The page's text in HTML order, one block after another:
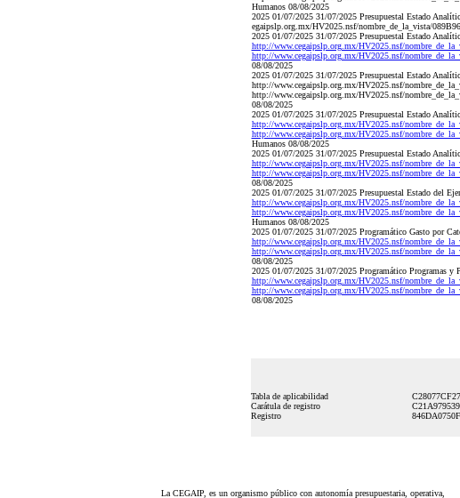
Humanos 08/08/2025
2025 01/07/2025 31/07/2025 Presupuestal Estado
egaipslp.org.mx/HV2025.nsf/nombre_de_la_vista/
2025 01/07/2025 31/07/2025 Presupuestal Estado
http://www.cegaipslp.org.mx/HV2025.nsf/
http://www.cegaipslp.org.mx/HV2025.nsf/
08/08/2025
2025 01/07/2025 31/07/2025 Presupuestal Estado
http://www.cegaipslp.org.mx/HV2025.nsf/
http://www.cegaipslp.org.mx/HV2025.nsf/
08/08/2025
2025 01/07/2025 31/07/2025 Presupuestal Estado
http://www.cegaipslp.org.mx/HV2025.nsf/
http://www.cegaipslp.org.mx/HV2025.nsf/
Humanos 08/08/2025
2025 01/07/2025 31/07/2025 Presupuestal Estado
http://www.cegaipslp.org.mx/HV2025.nsf/
http://www.cegaipslp.org.mx/HV2025.nsf/
08/08/2025
2025 01/07/2025 31/07/2025 Presupuestal Estado del
http://www.cegaipslp.org.mx/HV2025.nsf/
http://www.cegaipslp.org.mx/HV2025.nsf/
Humanos 08/08/2025
2025 01/07/2025 31/07/2025 Programático Gasto por
http://www.cegaipslp.org.mx/HV2025.nsf/
http://www.cegaipslp.org.mx/HV2025.nsf/
08/08/2025
2025 01/07/2025 31/07/2025 Programático Programas y
http://www.cegaipslp.org.mx/HV2025.nsf/
http://www.cegaipslp.org.mx/HV2025.nsf/
08/08/2025
Tabla de aplicabilidad
Carátula de registro
Registro
La CEGAIP, es un organismo público con autonomía presupuestaria, operativa,